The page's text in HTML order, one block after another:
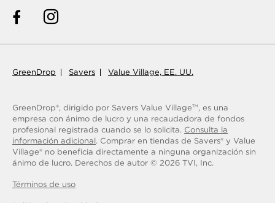
GreenDrop Savers Value Village, EE. UU.
GreenDrop®, dirigido por Savers Value VillageTM , es una
empresa con ánimo de lucro y una recaudadora de fondos
profesional registrada cuando se lo solicita. Consulta la
información adicional. Comprar en tiendas de Savers® y Value
Village® no beneficia directamente a ninguna organización sin
ánimo de lucro. Derechos de autor © 2026 TVI, Inc.
Términos de uso